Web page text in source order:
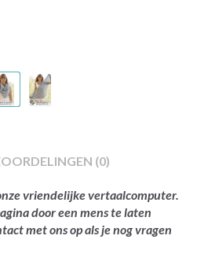
(0)
vriendelijke vertaalcomputer.
door een mens te laten
met ons op als je nog vragen